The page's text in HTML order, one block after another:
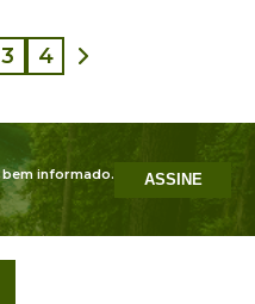
3 4
bem informado. ASSINE